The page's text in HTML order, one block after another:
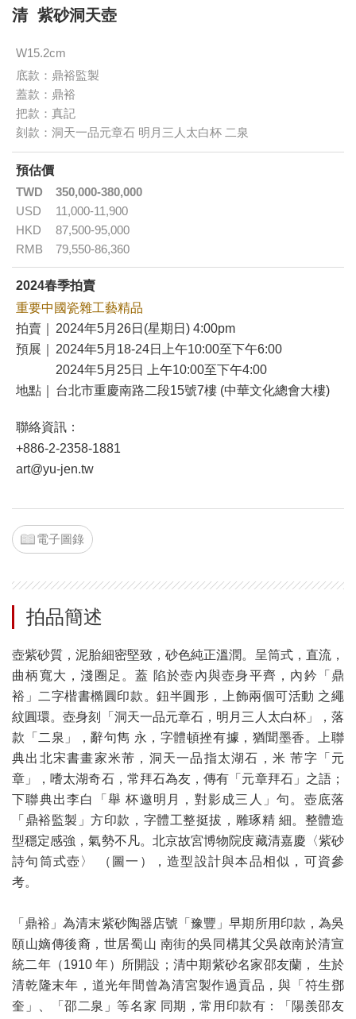
清 紫砂洞天壺
W15.2cm
底款：鼎裕監製
蓋款：鼎裕
把款：真記
刻款：洞天一品元章石 明月三人太白杯 二泉
預估價
TWD
350,000-380,000
USD
11,000-11,900
HKD
87,500-95,000
RMB
79,550-86,360
2024春季拍賣
重要中國瓷雜工藝精品
拍賣｜
2024年5月26日(星期日) 4:00pm
預展｜
2024年5月18-24日上午10:00至下午6:00
2024年5月25日 上午10:00至下午4:00
地點｜
台北市重慶南路二段15號7樓 (中華文化總會大樓)
聯絡資訊：
+886-2-2358-1881
art@yu-jen.tw
電子圖錄
拍品簡述
壺紫砂質，泥胎細密堅致，砂色純正溫潤。呈筒式，直流，
曲柄寬大，淺圈足。蓋 陷於壺內與壺身平齊，內鈐「鼎
裕」二字楷書橢圓印款。鈕半圓形，上飾兩個可活動 之繩
紋圓環。壺身刻「洞天一品元章石，明月三人太白杯」，落
款「二泉」，辭句雋 永，字體頓挫有據，猶聞墨香。上聯
典出北宋書畫家米芾，洞天一品指太湖石，米 芾字「元
章」，嗜太湖奇石，常拜石為友，傳有「元章拜石」之語；
下聯典出李白「舉 杯邀明月，對影成三人」句。壺底落
「鼎裕監製」方印款，字體工整挺拔，雕琢精 細。整體造
型穩定感強，氣勢不凡。北京故宮博物院庋藏清嘉慶〈紫砂
詩句筒式壺〉 （圖一），造型設計與本品相似，可資參
考。
「鼎裕」為清末紫砂陶器店號「豫豐」早期所用印款，為吳
頤山嫡傳後裔，世居蜀山 南街的吳同構其父吳啟南於清宣
統二年（1910 年）所開設；清中期紫砂名家邵友蘭， 生於
清乾隆末年，道光年間曾為清宮製作過貢品，與「符生鄧
奎」、「邵二泉」等名家 同期，常用印款有：「陽羨邵友